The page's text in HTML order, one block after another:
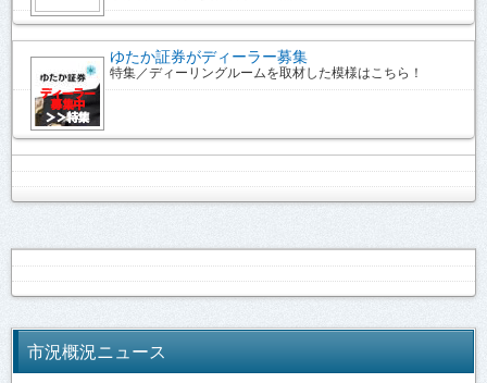
ゆたか証券がディーラー募集
特集／ディーリングルームを取材した模様はこちら！
市況概況ニュース